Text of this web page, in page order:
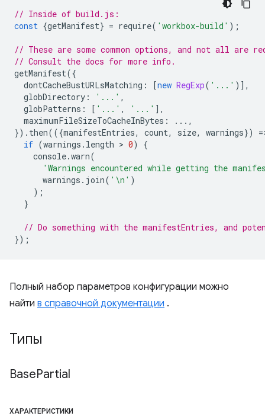
// Inside of build.js:
const {getManifest} = require( 'workbox-build' );
// These are some common options, and not all are
// Consult the docs for more info.
getManifest({
dontCacheBustURLsMatching : [new RegExp( '...' )],
globDirectory : '...' ,
globPatterns : [ '...' , '...' ],
maximumFileSizeToCacheInBytes :
...,
}). then(({manifestEntries, count, size, warnings}) =
if (warnings . length > 0)
{
console.warn(
'Warnings encountered while getting the
warnings . join( '\n' )
);
}
// Do something with the manifestEntries, and
});
Полный набор параметров конфигурации можно
найти в справочной документации .
Типы
BasePartial
ХАРАКТЕРИСТИКИ